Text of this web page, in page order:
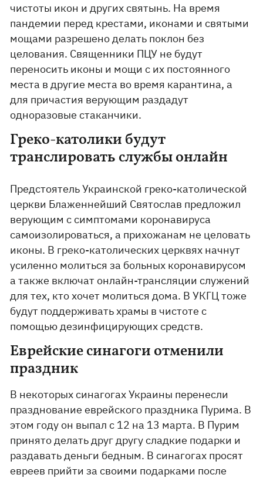
чистоты икон и других святынь. На время
пандемии перед крестами, иконами и святыми
мощами разрешено делать поклон без
целования. Священники ПЦУ не будут
переносить иконы и мощи с их постоянного
места в другие места во время карантина, а
для причастия верующим раздадут
одноразовые стаканчики.
Греко-католики будут
транслировать службы онлайн
Предстоятель Украинской греко-католической
церкви Блаженнейший Святослав предложил
верующим с симптомами коронавируса
самоизолироваться, а прихожанам не целовать
иконы. В греко-католических церквях начнут
усиленно молиться за больных коронавирусом
а также включат онлайн-трансляции служений
для тех, кто хочет молиться дома. В УКГЦ тоже
будут поддерживать храмы в чистоте с
помощью дезинфицирующих средств.
Еврейские синагоги отменили
праздник
В некоторых синагогах Украины перенесли
празднование еврейского праздника Пурима. В
этом году он выпал с 12 на 13 марта. В Пурим
принято делать друг другу сладкие подарки и
раздавать деньги бедным. В синагогах просят
евреев прийти за своими подарками после